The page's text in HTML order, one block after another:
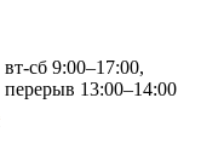
вт-сб 9:00–17:00,
перерыв 13:00–14:00